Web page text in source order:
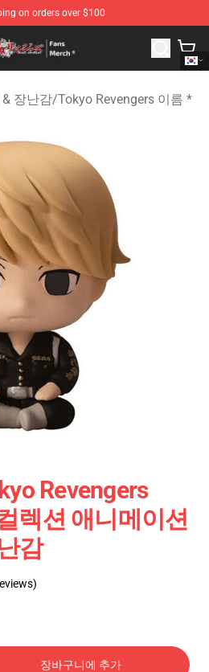
on orders over $100
- Official Tokyo Revengers
장난감/Tokyo Revengers 이름 *
Revengers
렉션 애니메이션
감
장바구니에 추가